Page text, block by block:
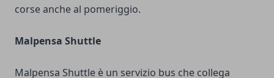
corse anche al pomeriggio.
Malpensa Shuttle
Malpensa Shuttle è un servizio bus che collega